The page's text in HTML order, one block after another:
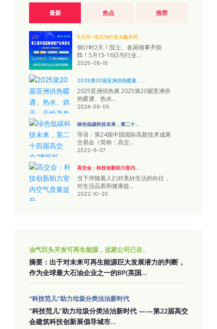
最新 热点 推荐
5月15-16日与行业大咖共同...
倒计时2天！院士、各国领事齐助
阵！5月15-16日与行业...
2025-05-15
2025第20届亚洲供热暖通、...
2025亚洲供热展 2025第20届亚洲供
热暖通、热水...
2024-09-05
绿色低碳科技未来，第二十...
导语：第24届中国国际高新技术成果
交易会（简称：高交...
2022-11-07
高交会：科技创新助力室内...
当下伴随着人们对美好生活的向往，
对生活品质和健康提...
2022-10-20
油气巨头开发可再生能源，这家公司已在...
摘要：出于对未来可再生能源巨大发展潜力的判断，
作为全球最大石油企业之一的BP(英国...
“科技范儿”助力垃圾分类法治新时代
“科技范儿”助力垃圾分类法治新时代 ——第22届高交
会建筑科技创新展倡导城市...